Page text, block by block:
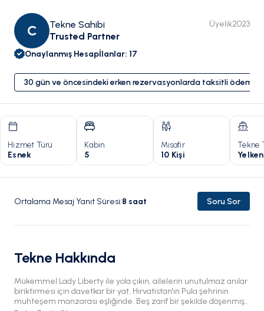
C
Tekne Sahibi
Trusted Partner
Üyelik2023
Onaylanmış Hesapİlanlar: 17
30 gün ve öncesindeki erken rezervasyonlarda taksitli ödeme
Hizmet Türü
Esnek
Kabin
5
Misafir
10 Kişi
Tekne
Ortalama Mesaj Yanıt Süresi:8 saat Soru Sor
Tekne Hakkında
Mükemmel Lady Liberty ile yola çıkın, ailelerin unutulmaz anılar
biriktirmesi için davetkar bir yat, Hırvatistan'ın Pula şehrinin
muhteşem manzarası eşliğinde. Beş zarif bir şekilde döşenmiş